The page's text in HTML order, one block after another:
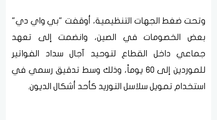
وتحت ضغط الجهات التنظيمية، أوقفت "بي واي دي"
بعض الخصومات في الصين، وانضمت إلى تعهد
جماعي داخل القطاع لتوحيد آجال سداد الفواتير
للموردين إلى 60 يوماً، وذلك وسط تدقيق رسمي في
استخدام تمويل سلاسل التوريد كأحد أشكال الديون.